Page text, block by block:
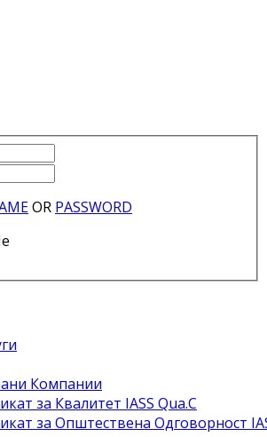
OR PASSWORD
Компании
за Квалитет IASS Qua.C
за Општествена Одговорност